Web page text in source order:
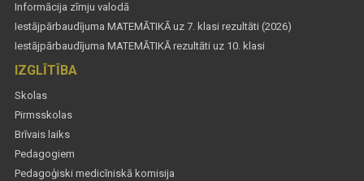
Informācija zīmju valodā
Iestājpārbaudījuma MATEMĀTIKĀ uz 7. klasi rezultāti (2026)
Iestājpārbaudījuma MATEMĀTIKĀ rezultāti uz 10. klasi
IZGLĪTĪBA
Skolas
Pirmsskolas
Brīvais laiks
Pedagogiem
Pedagoģiski medicīniskā komisija